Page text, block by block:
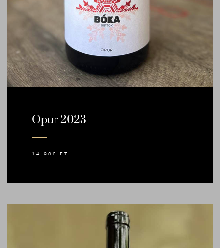
Opur 2023
14 900 FT